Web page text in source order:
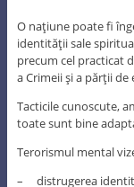
O naţiune poate fi
identităţii sale
precum cel practicat
a Crimeii şi a părţii de
Tacticile cunoscute,
toate sunt bine
Terorismul mental
– distrugerea